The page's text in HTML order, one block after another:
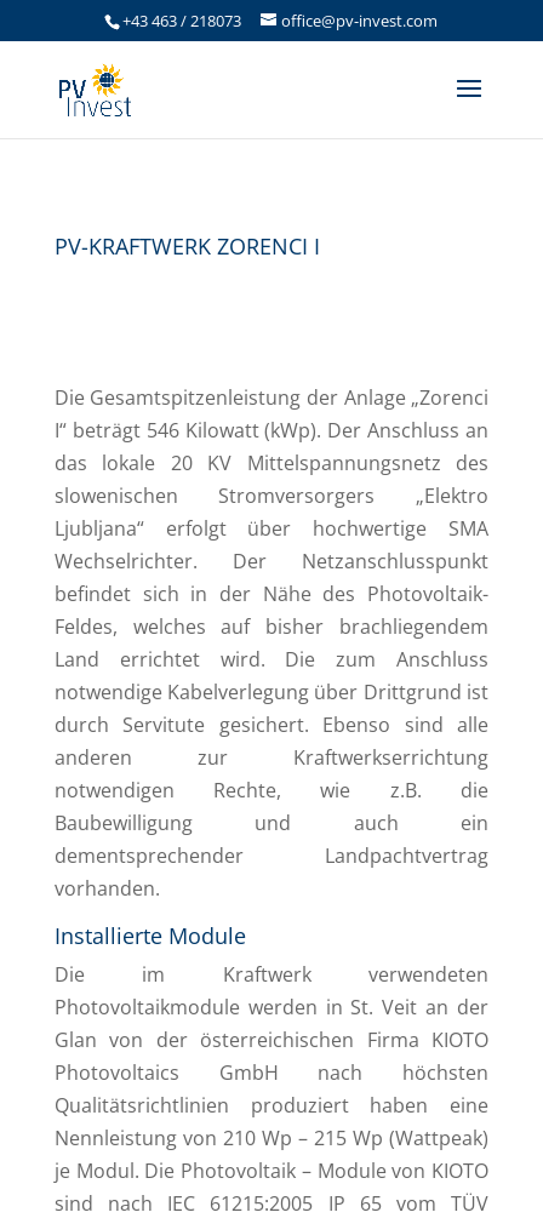
+43 463 / 218073 office@pv-invest.com
PV-KRAFTWERK ZORENCI I
Die Gesamtspitzenleistung der Anlage „Zorenci
I“ beträgt 546 Kilowatt (kWp). Der Anschluss an
das lokale 20 KV Mittelspannungsnetz des
slowenischen Stromversorgers „Elektro
Ljubljana“ erfolgt über hochwertige SMA
Wechselrichter. Der Netzanschlusspunkt
befindet sich in der Nähe des Photovoltaik-
Feldes, welches auf bisher brachliegendem
Land errichtet wird. Die zum Anschluss
notwendige Kabelverlegung über Drittgrund ist
durch Servitute gesichert. Ebenso sind alle
anderen zur Kraftwerkserrichtung
notwendigen Rechte, wie z.B. die
Baubewilligung und auch ein
dementsprechender Landpachtvertrag
vorhanden.
Installierte Module
Die im Kraftwerk verwendeten
Photovoltaikmodule werden in St. Veit an der
Glan von der österreichischen Firma KIOTO
Photovoltaics GmbH nach höchsten
Qualitätsrichtlinien produziert haben eine
Nennleistung von 210 Wp – 215 Wp (Wattpeak)
je Modul. Die Photovoltaik – Module von KIOTO
sind nach IEC 61215:2005 IP 65 vom TÜV